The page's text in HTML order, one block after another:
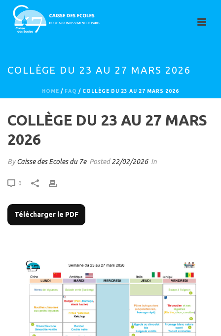
COLLÈGE DU 23 AU 27 MARS 2026
HOME / FAQ / COLLÈGE DU 23 AU 27 MARS 2026
COLLÈGE DU 23 AU 27 MARS
2026
ByCaisse des Ecoles du 7e Posted22/02/2026 In
0
Télécharger le PDF